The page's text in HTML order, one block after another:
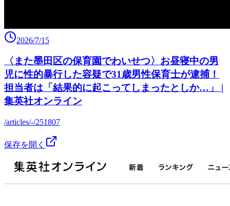
2026/7/15
〈また墨田区の保育園でわいせつ〉お昼寝中の男
児に性的暴行した容疑で31歳男性保育士が逮捕！
担当者は「結果的に起こってしまったとしか…」 |
集英社オンライン
/articles/-/251807
保存を開く